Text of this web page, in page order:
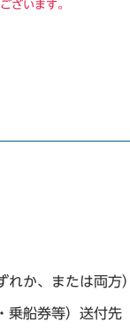
ざいます。
か、または両方）
乗船券等）送付先